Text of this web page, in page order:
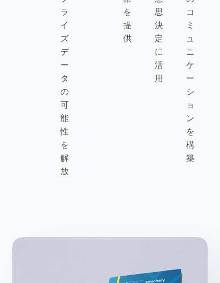
ラ
イ
ズ
デ
ー
タ
の
可
能
性
を
解
放
を
提
供
思
決
定
に
活
用
コ
ミ
ュ
ニ
ケ
ー
シ
ョ
ン
を
構
築